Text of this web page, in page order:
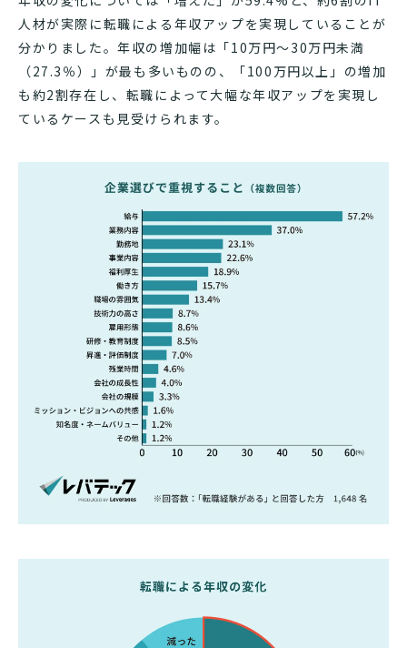
人材が実際に転職による年収アップを実現していることが
分かりました。年収の増加幅は「10万円〜30万円未満
（27.3％）」が最も多いものの、「100万円以上」の増加
も約2割存在し、転職によって大幅な年収アップを実現し
ているケースも見受けられます。